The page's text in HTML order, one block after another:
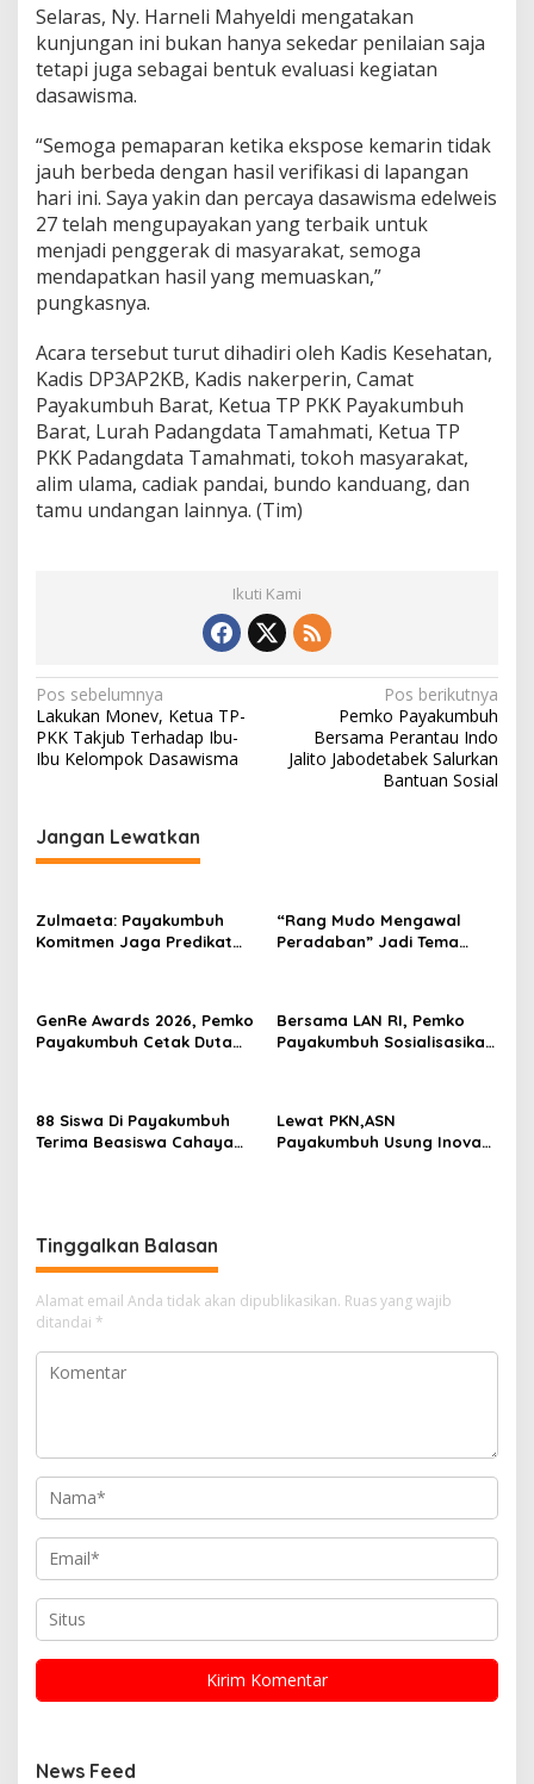
Selaras, Ny. Harneli Mahyeldi mengatakan
kunjungan ini bukan hanya sekedar penilaian saja
tetapi juga sebagai bentuk evaluasi kegiatan
dasawisma.
“Semoga pemaparan ketika ekspose kemarin tidak
jauh berbeda dengan hasil verifikasi di lapangan
hari ini. Saya yakin dan percaya dasawisma edelweis
27 telah mengupayakan yang terbaik untuk
menjadi penggerak di masyarakat, semoga
mendapatkan hasil yang memuaskan,”
pungkasnya.
Acara tersebut turut dihadiri oleh Kadis Kesehatan,
Kadis DP3AP2KB, Kadis nakerperin, Camat
Payakumbuh Barat, Ketua TP PKK Payakumbuh
Barat, Lurah Padangdata Tamahmati, Ketua TP
PKK Padangdata Tamahmati, tokoh masyarakat,
alim ulama, cadiak pandai, bundo kanduang, dan
tamu undangan lainnya. (Tim)
Ikuti Kami
N
a
v
g
a
i
s
Pos sebelumnya
Lakukan Monev, Ketua TP-
PKK Takjub Terhadap Ibu-
Ibu Kelompok Dasawisma
Pos berikutnya
Pemko Payakumbuh
Bersama Perantau Indo
Jalito Jabodetabek Salurkan
Bantuan Sosial
Jangan Lewatkan
Zulmaeta: Payakumbuh
Komitmen Jaga Predikat
“Rang Mudo Mengawal
Peradaban” Jadi Tema
GenRe Awards 2026, Pemko
Payakumbuh Cetak Duta
Bersama LAN RI, Pemko
Payakumbuh Sosialisasikan
88 Siswa Di Payakumbuh
Terima Beasiswa Cahaya
Lewat PKN,ASN
Payakumbuh Usung Inovasi
Tinggalkan Balasan
Alamat email Anda tidak akan dipublikasikan. Ruas yang wajib
ditandai *
News Feed